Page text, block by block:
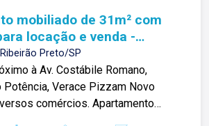
mobiliado de 31m² com
locação e venda -
Preto/SP
à Av. Costábile Romano,
Potência, Verace Pizzam Novo
comércios. Apartamento